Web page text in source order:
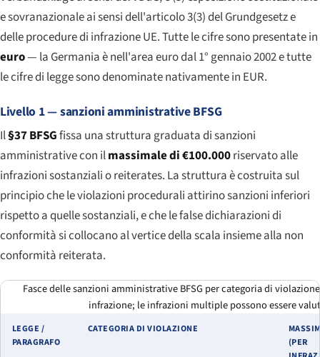
e sovranazionale ai sensi dell'articolo 3(3) del Grundgesetz e
delle procedure di infrazione UE. Tutte le cifre sono presentate in
euro— la Germania è nell'area euro dal 1° gennaio 2002 e tutte
le cifre di legge sono denominate nativamente in EUR.
Livello 1 — sanzioni amministrative BFSG
Il§37 BFSGfissa una struttura graduata di sanzioni
amministrative con ilmassimale di €100.000riservato alle
infrazioni sostanziali o reiterates. La struttura è costruita sul
principio che le violazioni procedurali attirino sanzioni inferiori
rispetto a quelle sostanziali, e che le false dichiarazioni di
conformità si collocano al vertice della scala insieme alla non
conformità reiterata.
Fasce delle sanzioni amministrative BFSG per categoria di
infrazione; le infrazioni multiple possono essere
LEGGE /
PARAGRAFO
CATEGORIA DI VIOLAZIONE
(PER